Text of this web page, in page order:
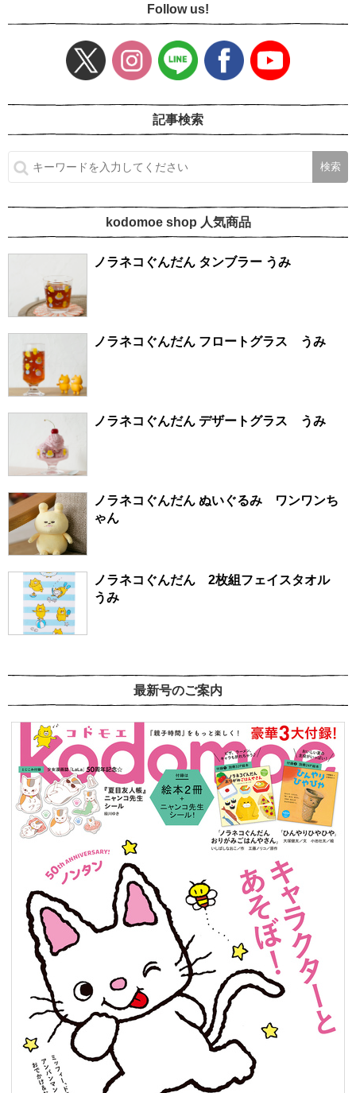
Follow us!
記事検索
kodomoe shop 人気商品
ノラネコぐんだん タンブラー うみ
ノラネコぐんだん フロートグラス うみ
ノラネコぐんだん デザートグラス うみ
ノラネコぐんだん ぬいぐるみ ワンワンち
ゃん
ノラネコぐんだん 2枚組フェイスタオル
うみ
最新号のご案内